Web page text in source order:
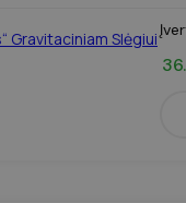
Gravitaciniam Slėgiui